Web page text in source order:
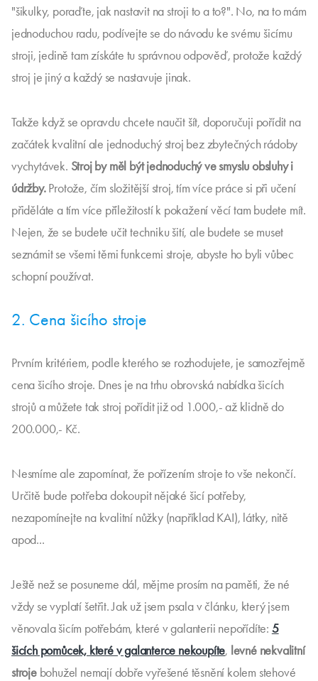
"šikulky, poraďte, jak nastavit na stroji to a to?". No, na to mám
jednoduchou radu, podívejte se do návodu ke svému šicímu
stroji, jedině tam získáte tu správnou odpověď, protože každý
stroj je jiný a každý se nastavuje jinak.
Takže když se opravdu chcete naučit šít, doporučuji pořídit na
začátek kvalitní ale jednoduchý stroj bez zbytečných rádoby
vychytávek. Stroj by měl být jednoduchý ve smyslu obsluhy i
údržby.Protože, čím složitější stroj, tím více práce si při učení
přiděláte a tím více příležitostí k pokažení věcí tam budete mít.
Nejen, že se budete učit techniku šití, ale budete se muset
seznámit se všemi těmi funkcemi stroje, abyste ho byli vůbec
schopní používat.
2. Cena šicího stroje
Prvním kritériem, podle kterého se rozhodujete, je samozřejmě
cena šicího stroje. Dnes je na trhu obrovská nabídka šicích
strojů a můžete tak stroj pořídit již od 1.000,- až klidně do
200.000,- Kč.
Nesmíme ale zapomínat, že pořízením stroje to vše nekončí.
Určitě bude potřeba dokoupit nějaké šicí potřeby,
nezapomínejte na kvalitní nůžky (například KAI), látky, nitě
apod...
Ještě než se posuneme dál, mějme prosím na paměti, že né
vždy se vyplatí šetřit. Jak už jsem psala v článku, který jsem
věnovala šicím potřebám, které v galanterii nepořídíte: 5
šicích pomůcek, které v galanterce nekoupíte, levné nekvalitní
strojebohužel nemají dobře vyřešené těsnění kolem stehové